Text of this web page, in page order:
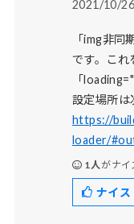
2021/10/
「img非同
です。こ
「
設定場所は
https://
loader/
1人がナイ
ナイス